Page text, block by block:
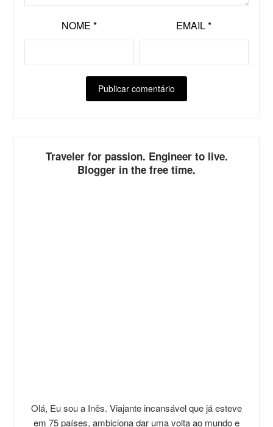
NOME * EMAIL*
Traveler for passion. Engineer to live.
Blogger in the free time.
Olá, Eu sou a Inês. Viajante incansável que já esteve
em 75 países, ambiciona dar uma volta ao mundo e